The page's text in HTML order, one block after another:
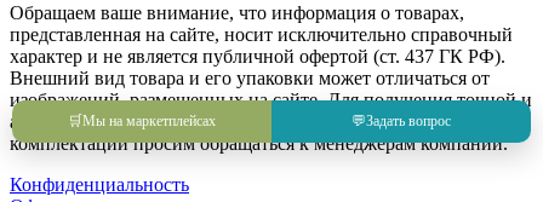
🛒Мы на маркетплейсах 💬Задать вопрос
Обращаем ваше внимание, что информация о товарах,
представленная на сайте, носит исключительно справочный
характер и не является публичной офертой (ст. 437 ГК РФ).
Внешний вид товара и его упаковки может отличаться от
изображений, размещенных на сайте. Для получения точной и
актуальной информации о товаре, его характеристиках и
комплектации просим обращаться к менеджерам компании.
Конфиденциальность